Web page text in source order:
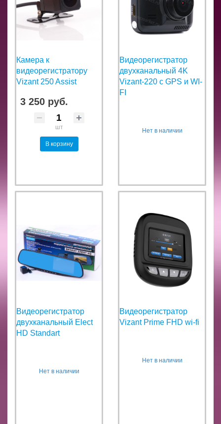
Камера к
видеорегистратору
Vizant 250 Assist
3 250 руб.
шт
В корзину
Видеорегистратор
двухканальный 4K
Vizant-220 с GPS и WI-
FI
Нет в наличии
Видеорегистратор
двухканальный Elect
HD Standart
Нет в наличии
Видеорегистратор
Vizant Prime FHD wi-fi
Нет в наличии